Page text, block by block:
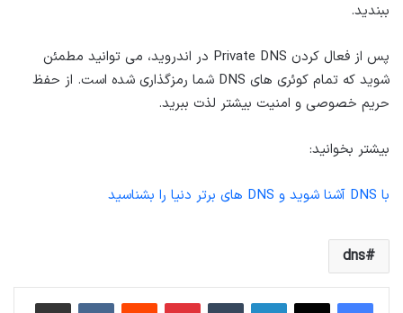
ببندید.
پس از فعال کردن Private DNS در اندروید، می توانید مطمئن
شوید که تمام کوئری های DNS شما رمزگذاری شده است. از حفظ
حریم خصوصی و امنیت بیشتر لذت ببرید.
بیشتر بخوانید:
با DNS آشنا شوید و DNS های برتر دنیا را بشناسید
dns
لینکداینتامبلر پینتریستReddit
VKontakteاشتراک گذاری با ایمیل